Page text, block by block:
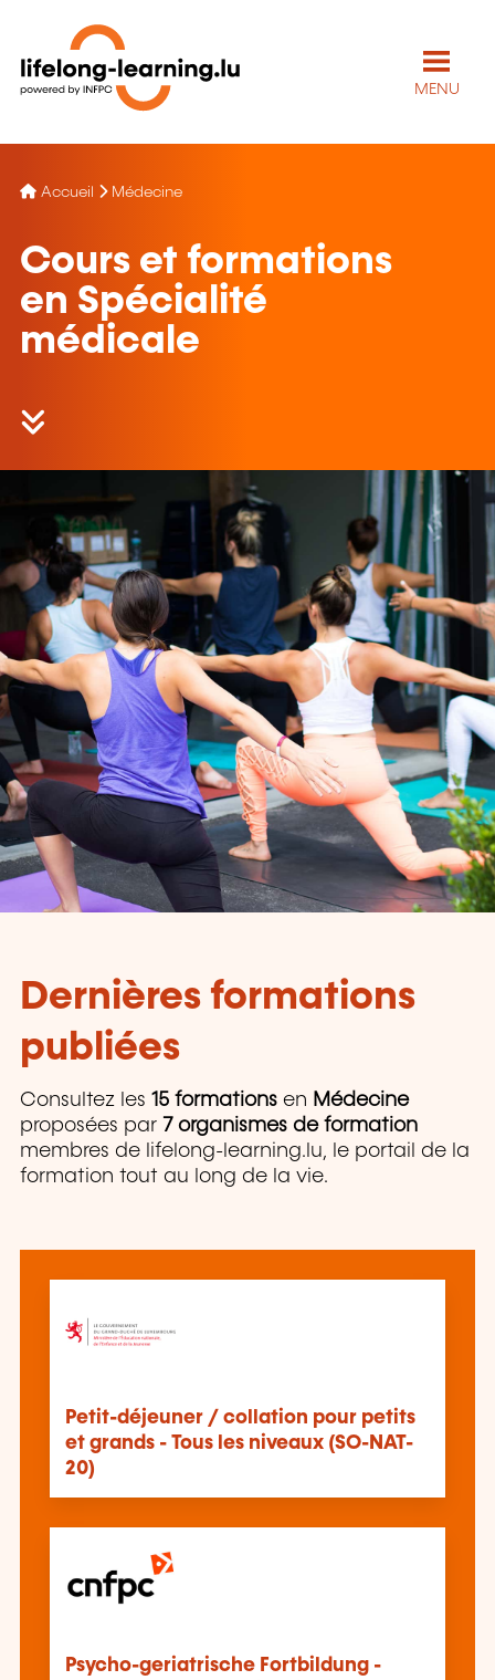
MENU
Accueil Médecine
Cours et formations
en Spécialité
médicale
Dernières formations
publiées
Consultez les 15 formations en Médecine
proposées par 7 organismes de formation
membres de lifelong-learning.lu, le portail de la
formation tout au long de la vie.
Petit-déjeuner / collation pour petits
et grands - Tous les niveaux (SO-NAT-
20)
Psycho-geriatrische Fortbildung -